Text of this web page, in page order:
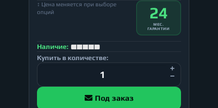
↕ Цена меняется при выборе
опций
24
МЕС.
ГАРАНТИИ
Наличие:
Купить в количестве:
Под заказ